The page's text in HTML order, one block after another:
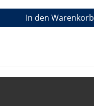
In den Warenkorb